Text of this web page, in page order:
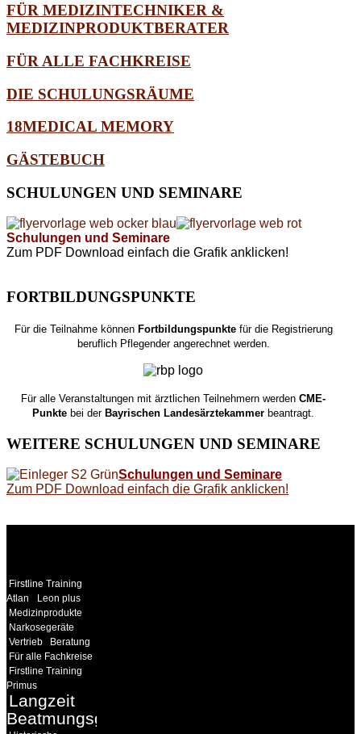
FÜR MEDIZINTECHNIKER &
MEDIZINPRODUKTBERATER
FÜR ALLE FACHKREISE
DIE SCHULUNGSRÄUME
18MEDICAL MEMORY
GÄSTEBUCH
SCHULUNGEN UND SEMINARE
Schulungen und Seminare
Zum PDF Download einfach die Grafik anklicken!
FORTBILDUNGSPUNKTE
Für die Teilnahme könnenFortbildungspunktefür die Registrierung
beruflich Pflegender angerechnet werden.
Für alle Veranstaltungen mit ärztlichen Teilnehmern werdenCME-
Punkte bei derBayrischen Landesärztekammer beantragt.
WEITERE SCHULUNGEN UND SEMINARE
Schulungen und Seminare
Zum PDF Download einfach die Grafik anklicken!
Firstline Training
Atlan
Leon plus
Medizinprodukte
Narkosegeräte
Vertrieb
Beratung
Für alle Fachkreise
Firstline Training
Primus
Langzeit
Beatmungsgeräte